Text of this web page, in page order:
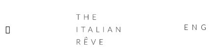
ITALIAN
RÊVE
ENG